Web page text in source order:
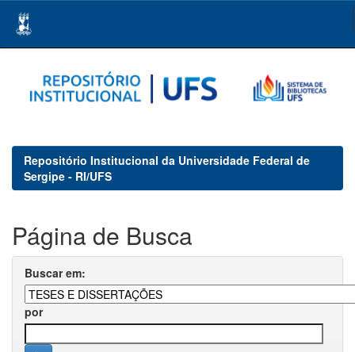
navigation
Repositório Institucional da Universidade Federal de
Sergipe - RI/UFS
Página de Busca
Buscar em:
por